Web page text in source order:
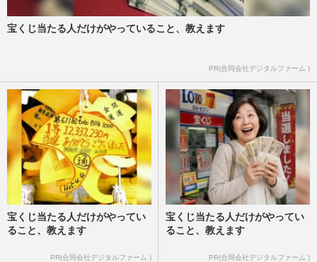
宝くじ当たる人だけがやっていること、教えます
PR(合同会社デジタルファーム )
宝くじ当たる人だけがやってい
ること、教えます
PR(合同会社デジタルファーム )
宝くじ当たる人だけがやってい
ること、教えます
PR(合同会社デジタルファーム )